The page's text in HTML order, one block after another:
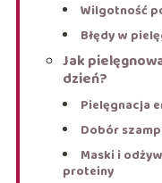
Wilgotność
Błędy w
Jak
dzień?
Pielęgnacja
Dobór
Maski i
proteiny